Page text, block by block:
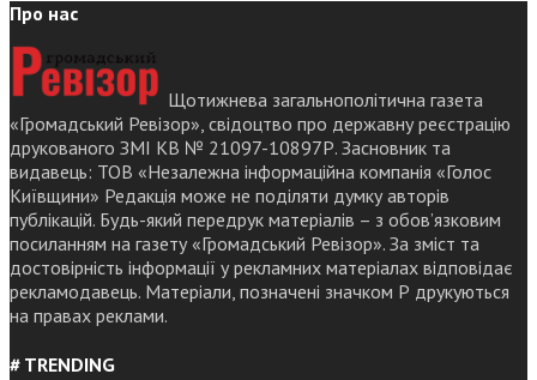
Про нас
Щотижнева загальнополітична газета
«Громадський Ревізор», свідоцтво про державну реєстрацію
друкованого ЗМІ КВ № 21097-10897Р. Засновник та
видавець: ТОВ «Незалежна інформаційна компанія «Голос
Київщини» Редакція може не поділяти думку авторів
публікацій. Будь-який передрук матеріалів – з обов’язковим
посиланням на газету «Громадський Ревізор». За зміст та
достовірність інформації у рекламних матеріалах відповідає
рекламодавець. Матеріали, позначені значком Р друкуються
на правах реклами.
# TRENDING